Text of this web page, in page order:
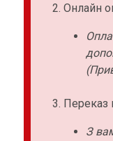
Онлайн
Переказ
З